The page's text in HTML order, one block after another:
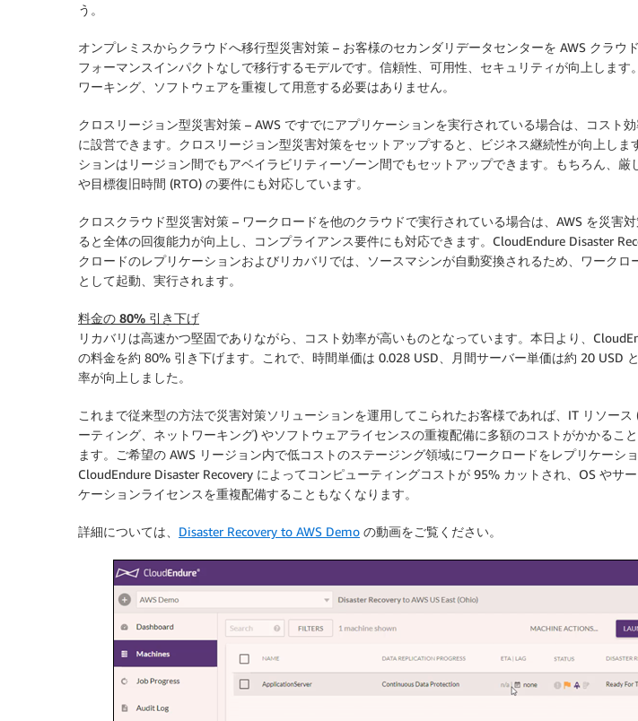
う。
オンプレミスからクラウドへ移行型災害対策 – お客様のセカンダリデータセンターを AWS クラウ
フォーマンスインパクトなしで移行するモデルです。信頼性、可用性、セキュリティが向上します
ワーキング、ソフトウェアを重複して用意する必要はありません。
クロスリージョン型災害対策 – AWS ですでにアプリケーションを実行されている場合は、コスト
に設営できます。クロスリージョン型災害対策をセットアップすると、ビジネス継続性が向上しま
ションはリージョン間でもアベイラビリティーゾーン間でもセットアップできます。もちろん、厳
や目標復旧時間 (RTO) の要件にも対応しています。
クロスクラウド型災害対策 – ワークロードを他のクラウドで実行されている場合は、AWS を災害
ると全体の回復能力が向上し、コンプライアンス要件にも対応できます。CloudEndure Disaster
クロードのレプリケーションおよびリカバリでは、ソースマシンが自動変換されるため、ワークロ
として起動、実行されます。
料金の 80% 引き下げ
リカバリは高速かつ堅固でありながら、コスト効率が高いものとなっています。本日より、
の料金を約 80% 引き下げます。これで、時間単価は 0.028 USD、月間サーバー単価は約 20 USD
率が向上しました。
これまで従来型の方法で災害対策ソリューションを運用してこられたお客様であれば、IT リソース
ーティング、ネットワーキング) やソフトウェアライセンスの重複配備に多額のコストがかかるこ
ます。ご希望の AWS リージョン内で低コストのステージング領域にワークロードをレプリケーショ
CloudEndure Disaster Recovery によってコンピューティングコストが 95% カットされ、OS やサ
ケーションライセンスを重複配備することもなくなります。
詳細については、 Disaster Recovery to AWS Demo の動画をご覧ください。